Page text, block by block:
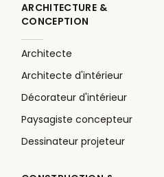
ARCHITECTURE &
CONCEPTION
Architecte
Architecte d'intérieur
Décorateur d'intérieur
Paysagiste concepteur
Dessinateur projeteur